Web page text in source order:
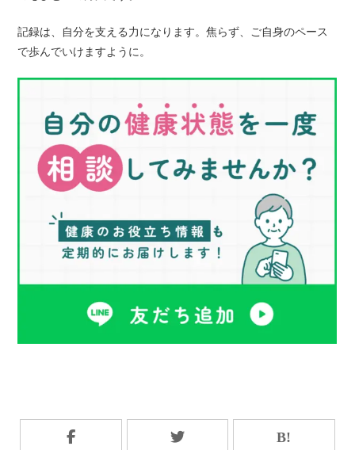
記録は、自分を支える力になります。焦らず、ご自身のペース
で歩んでいけますように。